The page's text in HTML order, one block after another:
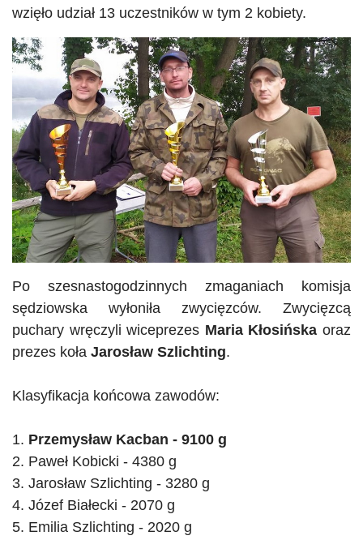
wzięło udział 13 uczestników w tym 2 kobiety.
Po szesnastogodzinnych zmaganiach komisja
sędziowska wyłoniła zwycięzców. Zwycięzcą
puchary wręczyli wiceprezes Maria Kłosińska oraz
prezes koła Jarosław Szlichting.
Klasyfikacja końcowa zawodów:
1. Przemysław Kacban - 9100 g
2. Paweł Kobicki - 4380 g
3. Jarosław Szlichting - 3280 g
4. Józef Białecki - 2070 g
5. Emilia Szlichting - 2020 g